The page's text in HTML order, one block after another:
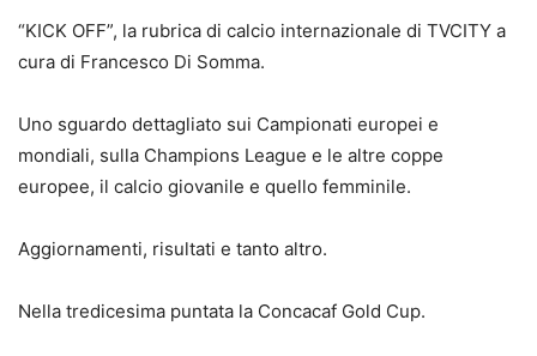
“KICK OFF”, la rubrica di calcio internazionale di TVCITY a
cura di Francesco Di Somma.
Uno sguardo dettagliato sui Campionati europei e
mondiali, sulla Champions League e le altre coppe
europee, il calcio giovanile e quello femminile.
Aggiornamenti, risultati e tanto altro.
Nella tredicesima puntata la Concacaf Gold Cup.